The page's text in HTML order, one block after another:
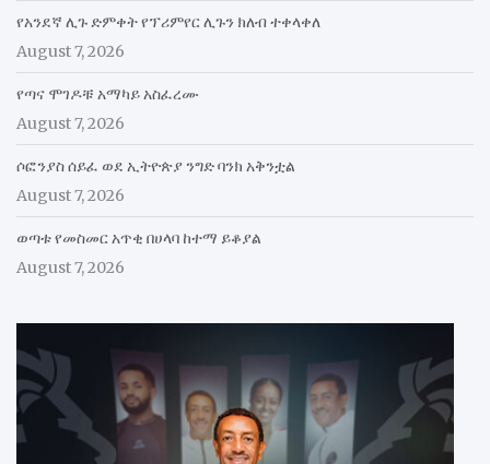
የአንደኛ ሊጉ ድምቀት የፕሪምየር ሊጉን ክለብ ተቀላቀለ
August 7, 2026
የጣና ሞገዶቹ አማካይ አስፈረሙ
August 7, 2026
ሶፎንያስ ሰይፈ ወደ ኢትዮጵያ ንግድ ባንክ አቅንቷል
August 7, 2026
ወጣቱ የመስመር አጥቂ በሀላባ ከተማ ይቆያል
August 7, 2026